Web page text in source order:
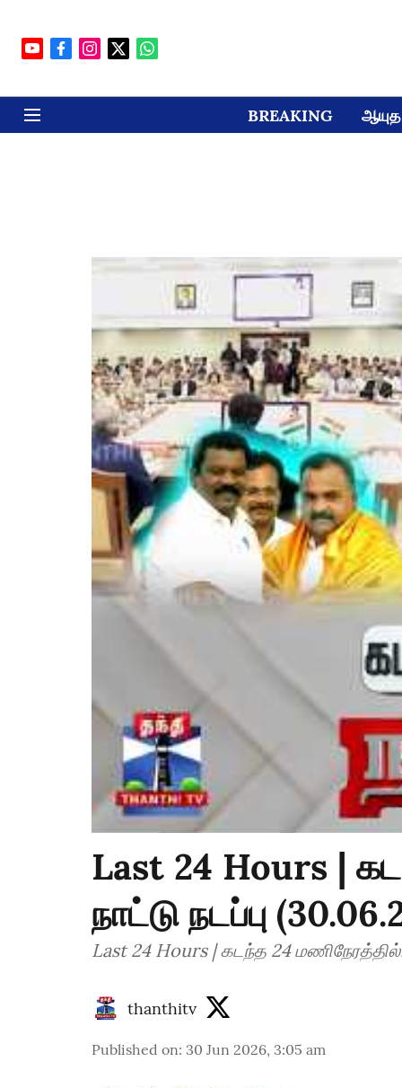
BREAKING ஆயுத
Last 24 Hours |
நாட்டு நடப்பு
Last 24 Hours | கடந்த 24
thanthitv
Published on: 30 Jun 2026, 3:05 am